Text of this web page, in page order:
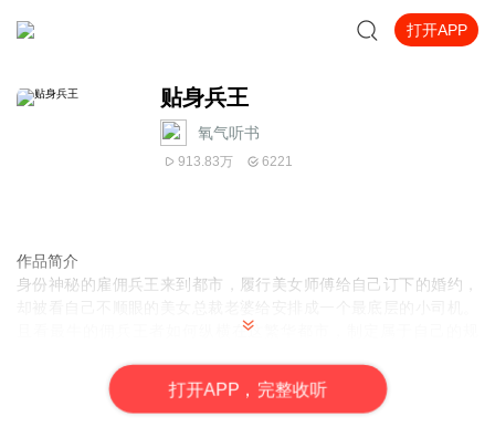
打开APP
贴身兵王
氧气听书
913.83万 6221
作品简介
身份神秘的雇佣兵王来到都市，履行美女师傅给自己订下的婚约，
且看最牛的佣兵王者如何纵横在这繁华都市，制定属于自己的规
打开APP，完整收听